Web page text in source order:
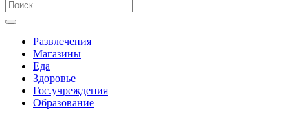
Развлечения
Магазины
Еда
Здоровье
Гос.учреждения
Образование